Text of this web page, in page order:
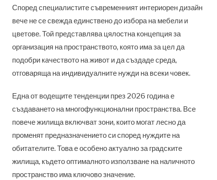
Според специалистите съвременният интериорен дизайн
вече не се свежда единствено до избора на мебели и
цветове. Той представлява цялостна концепция за
организация на пространството, която има за цел да
подобри качеството на живот и да създаде среда,
отговаряща на индивидуалните нужди на всеки човек.
Една от водещите тенденции през 2026 година е
създаването на многофункционални пространства. Все
повече жилища включват зони, които могат лесно да
променят предназначението си според нуждите на
обитателите. Това е особено актуално за градските
жилища, където оптималното използване на наличното
пространство има ключово значение.